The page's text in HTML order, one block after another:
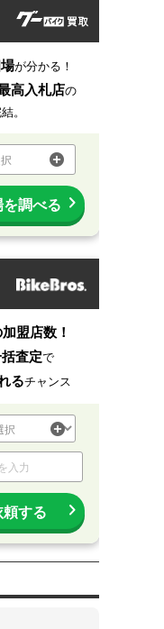
が分かる！
高入札店の
。
調べる
盟店数！
査定で
るチャンス
する